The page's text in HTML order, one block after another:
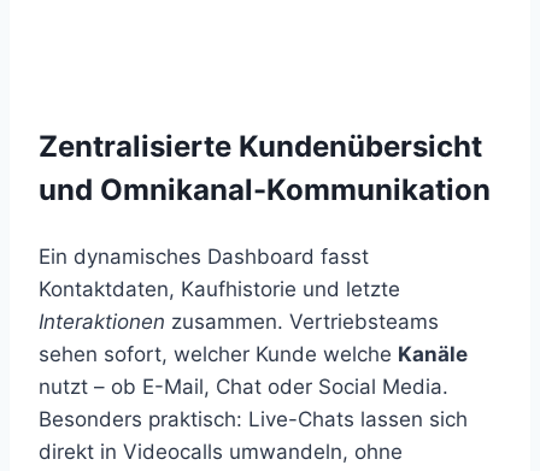
Zentralisierte Kundenübersicht
und Omnikanal-Kommunikation
Ein dynamisches Dashboard fasst
Kontaktdaten, Kaufhistorie und letzte
Interaktionen zusammen. Vertriebsteams
sehen sofort, welcher Kunde welche Kanäle
nutzt – ob E-Mail, Chat oder Social Media.
Besonders praktisch: Live-Chats lassen sich
direkt in Videocalls umwandeln, ohne